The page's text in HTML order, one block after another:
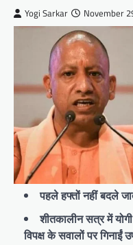
Yogi Sarkar November
पहले हफ्तों नहीं बदले
शीतकालीन सत्र में
विपक्ष के सवालों पर गिनाईं